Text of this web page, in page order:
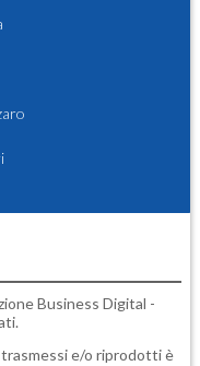
Business Digital -
e/o riprodotti è